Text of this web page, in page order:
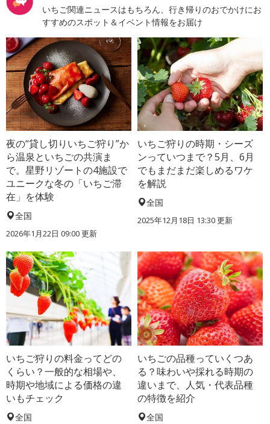
いちご関連ニュースはもちろん、行き帰りのおでかけにお
すすめのスポット＆イベント情報をお届け
夜の“貸し切りいちご狩り”か
ら温泉といちごの共演ま
で。星野リゾートの4施設で
ユニークな冬の「いちご滞
在」を体験
全国
2026年1月22日 09:00 更新
いちご狩りの時期・シーズ
ンっていつまで？5月、6月
でもまだまだ楽しめるワケ
を解説
全国
2025年12月18日 13:30 更新
いちご狩りの料金ってどの
くらい？一般的な相場や、
時期や地域による価格の違
いもチェック
全国
いちごの品種っていくつあ
る？味わいや採れる時期の
違いまで、人気・代表品種
の特徴を紹介
全国